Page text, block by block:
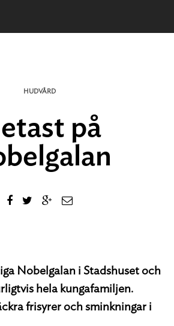
HUDVÅRD
på
Nobelgalan i Stadshuset och
hela kungafamiljen.
frisyrer och sminkningar i